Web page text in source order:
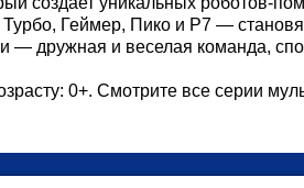
Геймер, Пико и Р7 —
— дружная и веселая команда,
0+. Смотрите все серии